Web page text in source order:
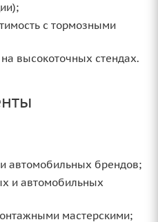
с тормозными
высокоточных стендах.
автомобильных брендов;
и автомобильных
мастерскими;